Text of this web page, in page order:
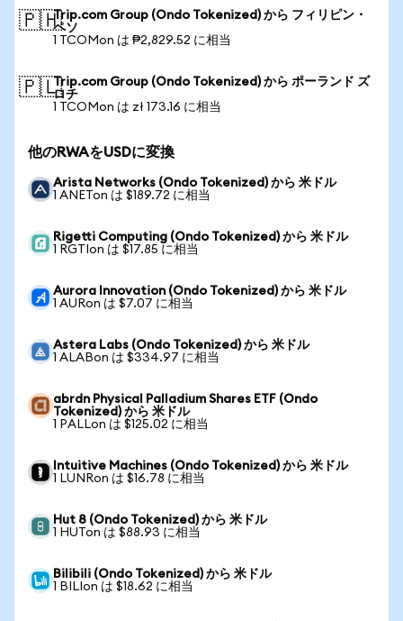
🇵🇭Trip.com Group (Ondo Tokenized) から フィリピン・
ペソ
1 TCOMon は ₱2,829.52 に相当
🇵🇱Trip.com Group (Ondo Tokenized) から ポーランド ズ
ロチ
1 TCOMon は zł 173.16 に相当
他のRWAをUSDに変換
Arista Networks (Ondo Tokenized) から 米ドル
1 ANETon は $189.72 に相当
Rigetti Computing (Ondo Tokenized) から 米ドル
1 RGTIon は $17.85 に相当
Aurora Innovation (Ondo Tokenized) から 米ドル
1 AURon は $7.07 に相当
Astera Labs (Ondo Tokenized) から 米ドル
1 ALABon は $334.97 に相当
abrdn Physical Palladium Shares ETF (Ondo
Tokenized) から 米ドル
1 PALLon は $125.02 に相当
Intuitive Machines (Ondo Tokenized) から 米ドル
1 LUNRon は $16.78 に相当
Hut 8 (Ondo Tokenized) から 米ドル
1 HUTon は $88.93 に相当
Bilibili (Ondo Tokenized) から 米ドル
1 BILIon は $18.62 に相当